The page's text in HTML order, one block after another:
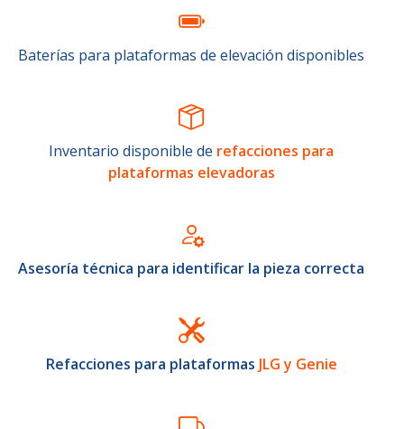
Baterías para plataformas de elevación disponibles
Inventario disponible de refacciones para
plataformas elevadoras
Asesoría técnica para identificar la pieza correcta
Refacciones para plataformas JLG y Genie